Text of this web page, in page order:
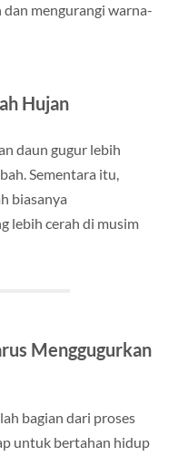
mengurangi warna-
Hujan
daun gugur lebih
Sementara itu,
biasanya
lebih cerah di musim
Menggugurkan
bagian dari proses
untuk bertahan hidup